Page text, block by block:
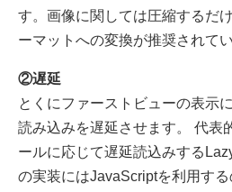
す。画像に関しては圧縮するだ
ーマットへの変換が推奨されてい
②遅延
とくにファーストビューの表示
読み込みを遅延させます。 代表
ールに応じて遅延読込みする
の実装にはJavaScriptを利用す